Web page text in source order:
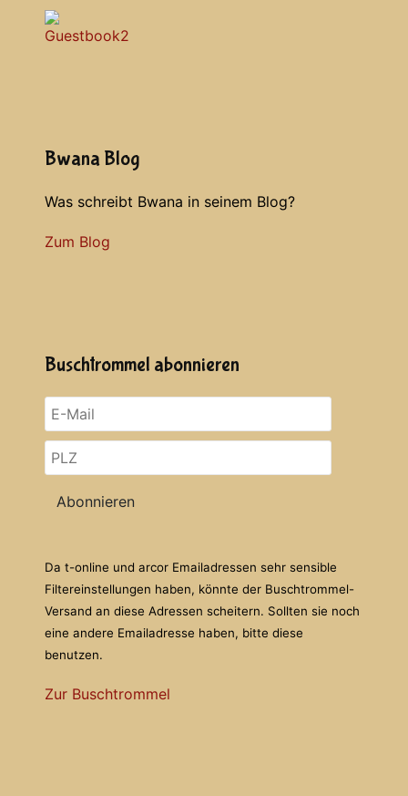
Bwana Blog
Was schreibt Bwana in seinem Blog?
Zum Blog
Buschtrommel abonnieren
Abonnieren
Da t-online und arcor Emailadressen sehr sensible
Filtereinstellungen haben, könnte der Buschtrommel-
Versand an diese Adressen scheitern. Sollten sie noch
eine andere Emailadresse haben, bitte diese
benutzen.
Zur Buschtrommel